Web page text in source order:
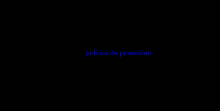
política de privacidad